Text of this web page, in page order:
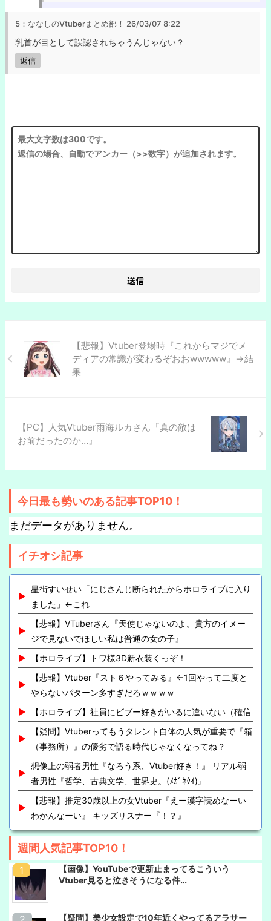
5：ななしのVtuberまとめ部！ 26/03/07 8:22
乳首が目として誤認されちゃうんじゃない？
返信
【悲報】Vtuber登場時『これからマジでメ
ディアの常識が変わるぞおおwwwww』→結
果
【PC】人気Vtuber雨海ルカさん『真の敵は
お前だったのか…』
今日最も勢いのある記事TOP10！
まだデータがありません。
イチオシ記事
星街すいせい「にじさんじ断られたからホロライブに入り
ました」←これ
【悲報】VTuberさん『天使じゃないのよ。貴方のイメー
ジで見ないでほしい私は普通の女の子』
【ホロライブ】トワ様3D新衣装くっぞ！
【悲報】Vtuber『スト６やってみる』←1回やって二度と
やらないパターン多すぎだろｗｗｗｗ
【ホロライブ】社員にビブー好きがいるに違いない（確信
【疑問】Vtuberってもうタレント自体の人気が重要で『箱
（事務所）』の優劣で語る時代じゃなくなってね？
想像上の弱者男性『なろう系、Vtuber好き！』 リアル弱
者男性『哲学、古典文学、世界史。(ﾒｶﾞﾈｸｲ)』
【悲報】推定30歳以上の女Vtuber『えー漢字読めなーい
わかんなーい』 キッズリスナー『！？』
週間人気記事TOP10！
【画像】YouTubeで更新止まってるこういう
Vtuber見ると泣きそうになる件…
【疑問】美少女設定で10年近くやってるアラサー